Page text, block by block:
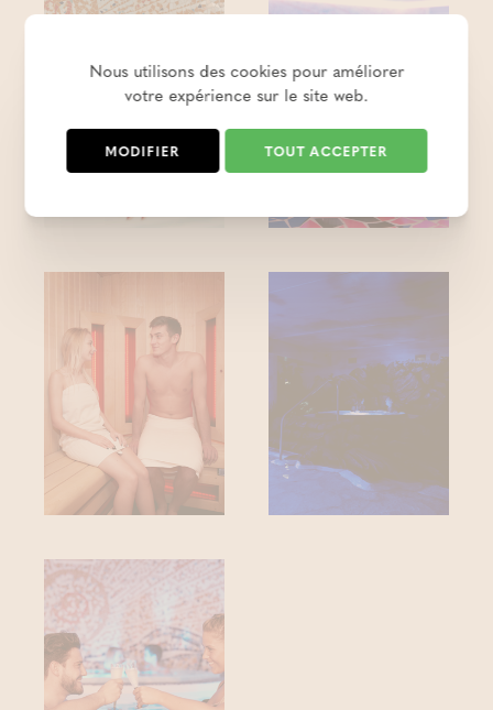
Nous utilisons des cookies pour améliorer
votre expérience sur le site web.
MODIFIER TOUT ACCEPTER